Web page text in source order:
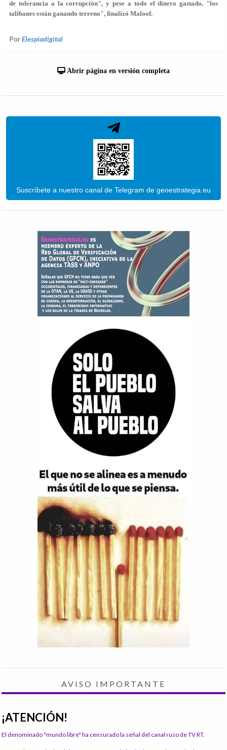
de tolerancia a la corrupción", y pese a todo el dinero gastado, "los
talibanes están ganando terreno", finalizó Maloof.
PorElespiadigital
Abrir página en versión completa
Suscríbete a nuestro canal de Telegram de geoestrategia.eu
AVISO IMPORTANTE
¡ATENCIÓN!
El denominado "mundo libre" ha censurado la señal del canal ruso de TV RT.